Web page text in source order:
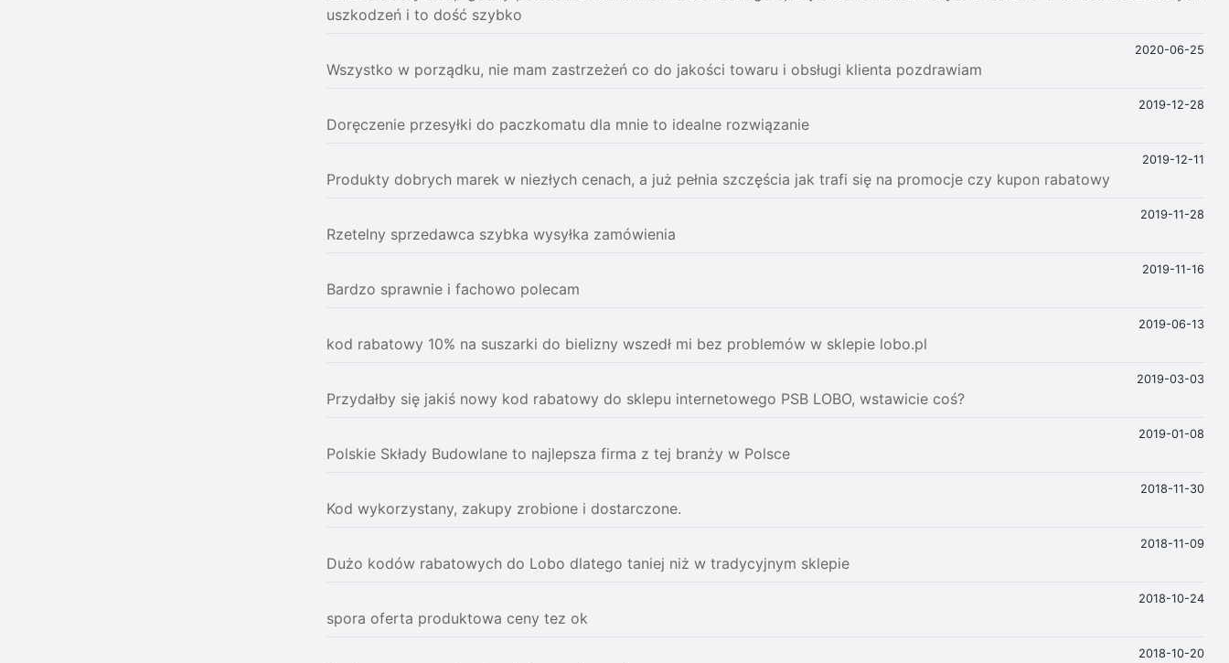
uszkodzeń i to dość szybko
2020-06-25
Wszystko w porządku, nie mam zastrzeżeń co do jakości towaru i obsługi klienta pozdrawiam
2019-12-28
Doręczenie przesyłki do paczkomatu dla mnie to idealne rozwiązanie
2019-12-11
Produkty dobrych marek w niezłych cenach, a już pełnia szczęścia jak trafi się na promocje czy kupon rabatowy
2019-11-28
Rzetelny sprzedawca szybka wysyłka zamówienia
2019-11-16
Bardzo sprawnie i fachowo polecam
2019-06-13
kod rabatowy 10% na suszarki do bielizny wszedł mi bez problemów w sklepie lobo.pl
2019-03-03
Przydałby się jakiś nowy kod rabatowy do sklepu internetowego PSB LOBO, wstawicie coś?
2019-01-08
Polskie Składy Budowlane to najlepsza firma z tej branży w Polsce
2018-11-30
Kod wykorzystany, zakupy zrobione i dostarczone.
2018-11-09
Dużo kodów rabatowych do Lobo dlatego taniej niż w tradycyjnym sklepie
2018-10-24
spora oferta produktowa ceny tez ok
2018-10-20